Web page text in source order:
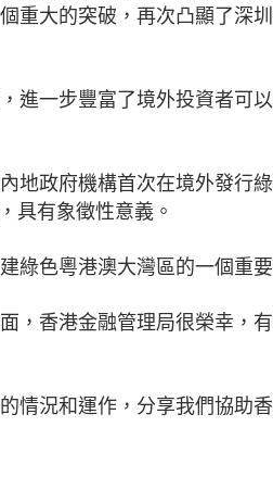
重大的突破，再次凸顯了深
進一步豐富了境外投資者可
地政府機構首次在境外發行
具有象徵性意義。
綠色粵港澳大灣區的一個重要
，香港金融管理局很榮幸，
情況和運作，分享我們協助